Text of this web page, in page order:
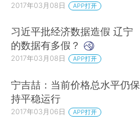
2017年03月08日 APP打开
习近平批经济数据造假 辽宁
的数据有多假？
2017年03月08日 APP打开
宁吉喆：当前价格总水平仍保
持平稳运行
2017年03月06日 APP打开